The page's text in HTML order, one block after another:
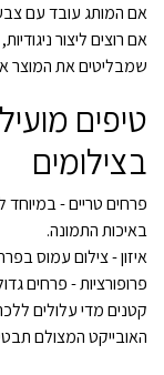
אם המותג עובד עם
אם רוצים ליצור
שמבליטים את המוצר
טיפים
בצילומים
פרחים טריים - במיוחד
באיכות התמונה.
איזון - צילום עמוס
פרופורציות - פרחים
קטנים מדי עלולים
האובייקט המצולם